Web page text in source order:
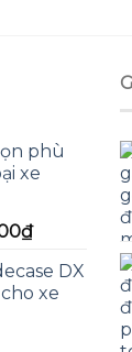
phù
xe
₫Giá
tại
là:
DX
xe